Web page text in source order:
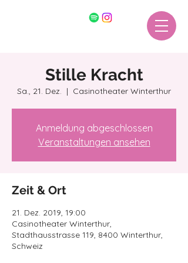
Stille Kracht
Sa., 21. Dez.
  |
Casinotheater Winterthur
Anmeldung abgeschlossen
Veranstaltungen ansehen
Zeit & Ort
21. Dez. 2019, 19:00
Casinotheater Winterthur,
Stadthausstrasse 119, 8400 Winterthur,
Schweiz